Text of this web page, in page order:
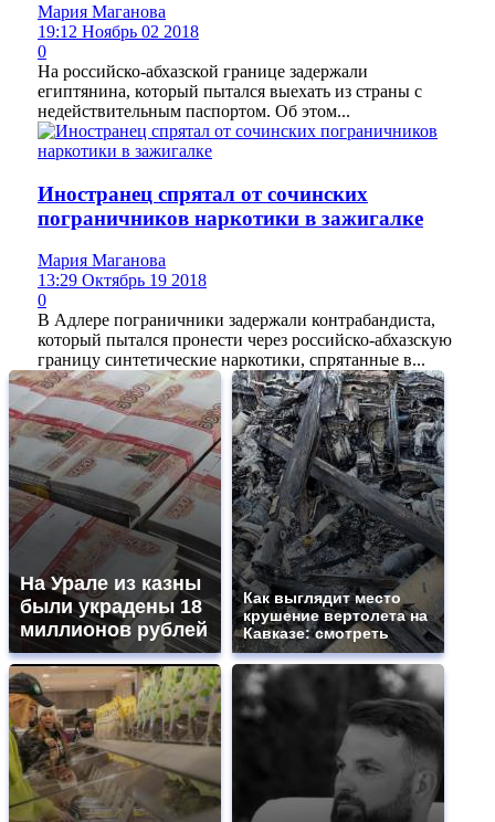
Мария Маганова
19:12 Ноябрь 02 2018
0
На российско-абхазской границе задержали
египтянина, который пытался выехать из страны с
недействительным паспортом. Об этом...
Иностранец спрятал от сочинских
пограничников наркотики в зажигалке
Мария Маганова
13:29 Октябрь 19 2018
0
В Адлере пограничники задержали контрабандиста,
который пытался пронести через российско-абхазскую
границу синтетические наркотики, спрятанные в...
На Урале из казны
были украдены 18
миллионов рублей
Как выглядит место
крушение вертолета на
Кавказе: смотреть